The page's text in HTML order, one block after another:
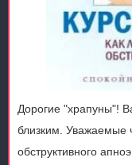
Дорогие "храпуны"!
близким. Уважаемые
обструктивного